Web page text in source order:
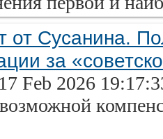
от Сусанина.
за
Feb 2026